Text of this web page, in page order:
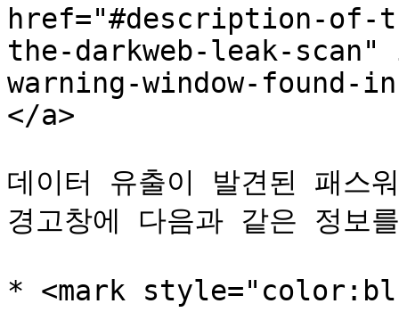
href="#description-of-
the-darkweb-leak-
warning-window-found-
</a>
데이터 유출이 발견된 패스
경고창에 다음과 같은 정보
* <mark